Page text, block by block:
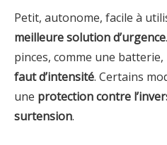
Petit, autonome, facile à
meilleure solution d’urgence
pinces, comme une batterie,
faut d’intensité. Certains
une protection contre
surtension.